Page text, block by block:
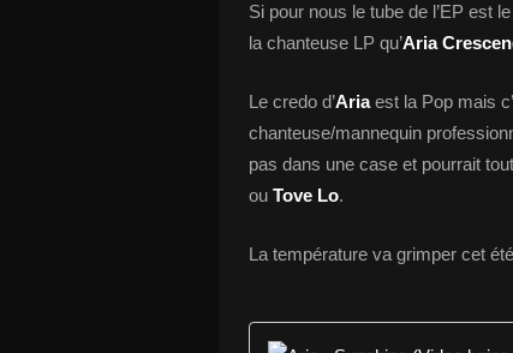
Si pour nous le tube de l’EP est
la chanteuse LP qu’Aria
Le credo d’Ariaest la Pop mais
chanteuse/mannequin
pas dans une case et pourrait
ou Tove Lo.
La température va grimper cet